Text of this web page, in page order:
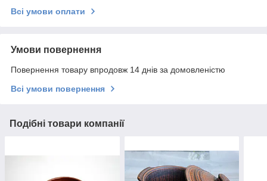
Всі умови оплати
Умови повернення
Повернення товару впродовж 14 днів за домовленістю
Всі умови повернення
Подібні товари компанії